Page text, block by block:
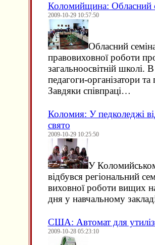
Коломийщина: Обласний
2009-10-29 10:57:50
Обласний
правовиховної роботи
загальноосвітній школі.
педагоги-організатори
Завдяки співпраці…
Коломия: У педколеджі
свято
2009-10-29 10:25:50
У
відбувся регіональний
виховної роботи вищих
дня у навчальному
США: Автомат для
2009-10-28 05:23:10